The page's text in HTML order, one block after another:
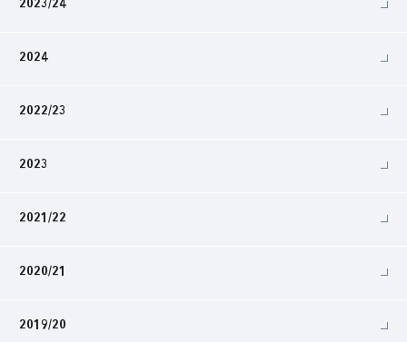
2023/24
2024
2022/23
2023
2021/22
2020/21
2019/20